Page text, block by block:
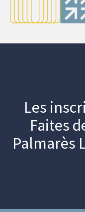
Les
Faites
Palmarès